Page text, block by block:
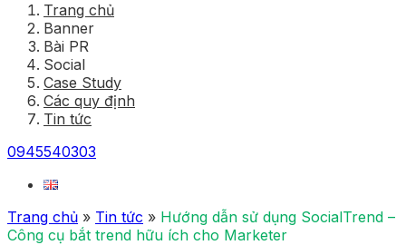
Trang chủ
Banner
Bài PR
Social
Case Study
Các quy định
Tin tức
0945540303
Trang chủ » Tin tức » Hướng dẫn sử dụng SocialTrend –
Công cụ bắt trend hữu ích cho Marketer